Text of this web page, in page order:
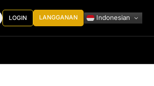
LOGIN LANGGANAN Indonesian